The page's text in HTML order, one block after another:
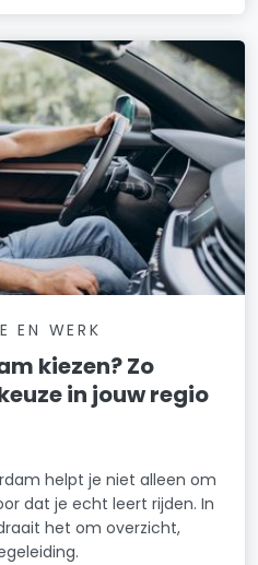
EN WERK
kiezen? Zo
in jouw regio
helpt je niet alleen om
dat je echt leert rijden. In
het om overzicht,